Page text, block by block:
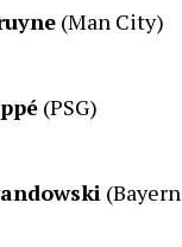
(Man City)
(PSG)